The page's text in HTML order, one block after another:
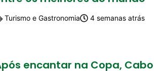
Turismo e Gastronomia 4 semanas atrás
encantar na Copa, Cabo